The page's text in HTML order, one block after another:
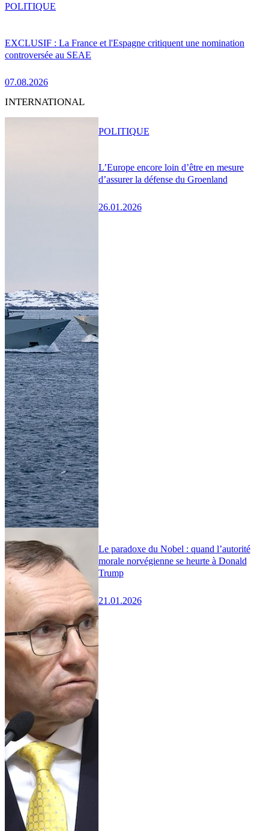
EXCLUSIF : La France et l'Espagne critiquent une nomination
controversée au SEAE
07.08.2026
POLITIQUE
INTERNATIONAL
L’Europe encore loin d’être en mesure
d’assurer la défense du Groenland
26.01.2026
POLITIQUE
Le paradoxe du Nobel : quand l’autorité
morale norvégienne se heurte à Donald
Trump
21.01.2026